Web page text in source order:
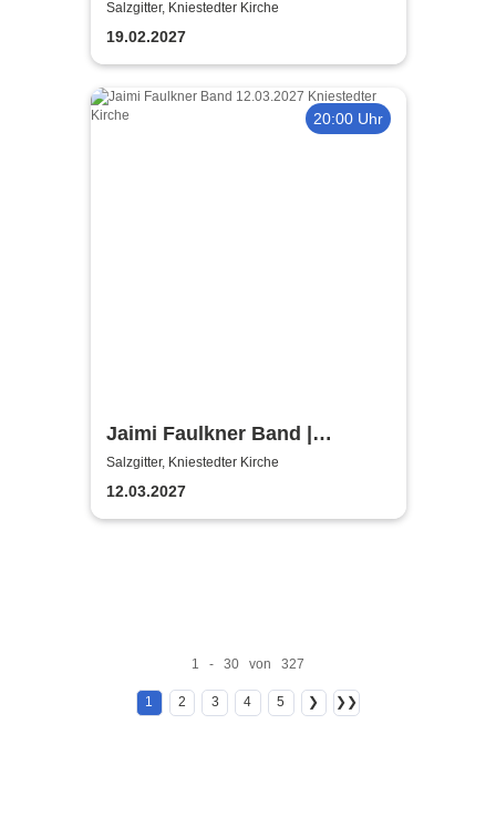
Kniestedter Kirche
Salzgitter, Kniestedter Kirche
19.02.2027
20:00 Uhr
Jaimi Faulkner Band |
Kniestedter Kirche
Salzgitter, Kniestedter Kirche
12.03.2027
1 - 30 von 327
1 2 3 4 5 ❯ ❯❯